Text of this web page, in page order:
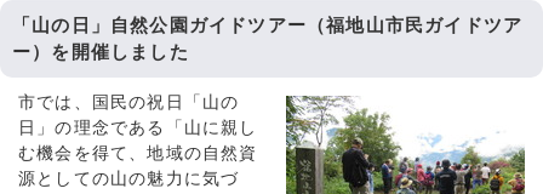
「山の日」自然公園ガイドツアー（福地山市民ガイドツア
ー）を開催しました
市では、国民の祝日「山の
日」の理念である「山に親し
む機会を得て、地域の自然資
源としての山の魅力に気づ